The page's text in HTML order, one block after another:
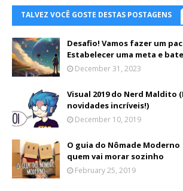
TALVEZ VOCÊ GOSTE DESTAS POSTAGENS
Desafio! Vamos fazer um
Estabelecer uma meta e
December 31, 2023
Visual 2019 do Nerd Maldito
novidades incríveis!)
December 10, 2019
O guia do Nômade
quem vai morar sozinho
February 25, 2019